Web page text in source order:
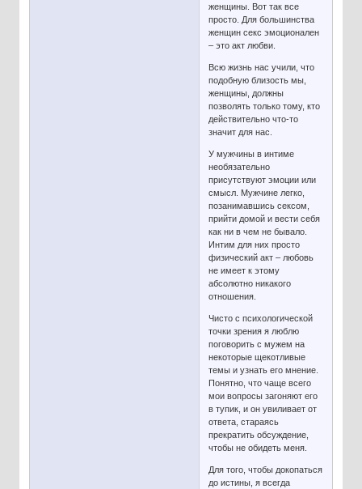
женщины. Вот так все
просто. Для большинства
женщин секс эмоционален
– это акт любви.
Всю жизнь нас учили, что
подобную близость мы,
женщины, должны
позволять только тому, кто
действительно что-то
значит для нас.
У мужчины в интиме
необязательно
присутствуют эмоции или
смысл. Мужчине легко,
позанимавшись сексом,
прийти домой и вести себя
как ни в чем не бывало.
Интим для них просто
физический акт – любовь
не имеет к этому
абсолютно никакого
отношения.
Чисто с психологической
точки зрения я люблю
поговорить с мужем на
некоторые щекотливые
темы и узнать его мнение.
Понятно, что чаще всего
мои вопросы загоняют его
в тупик, и он увиливает от
ответа, стараясь
прекратить обсуждение,
чтобы не обидеть меня.
Для того, чтобы докопаться
до истины, я всегда